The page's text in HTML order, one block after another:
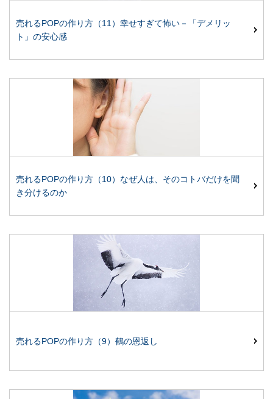
売れるPOPの作り方（11）幸せすぎて怖い－「デメリッ
ト」の安心感
売れるPOPの作り方（10）なぜ人は、そのコトバだけを聞
き分けるのか
売れるPOPの作り方（9）鶴の恩返し